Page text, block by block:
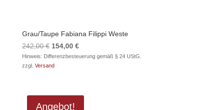
Grau/Taupe Fabiana Filippi Weste
242,00€ Ursprünglicher
Preis
war:
154,00 €Aktueller
Preis
Hinweis: Differenzbesteuerung gemäß § 24 UStG.
zzgl. Versand
Angebot!